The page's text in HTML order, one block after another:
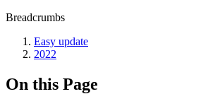
Breadcrumbs
Easy update
2022
On this Page